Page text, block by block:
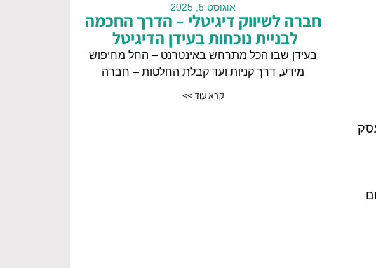
אוגוסט 5, 2025
חברה לשיווק דיגיטלי – הדרך החכמה
לבניית נוכחות בעידן הדיגיטל
בעידן שבו הכל מתרחש באינטרנט – החל מחיפוש
מידע, דרך קניות ועד קבלת החלטות – חברה
קרא עוד >>